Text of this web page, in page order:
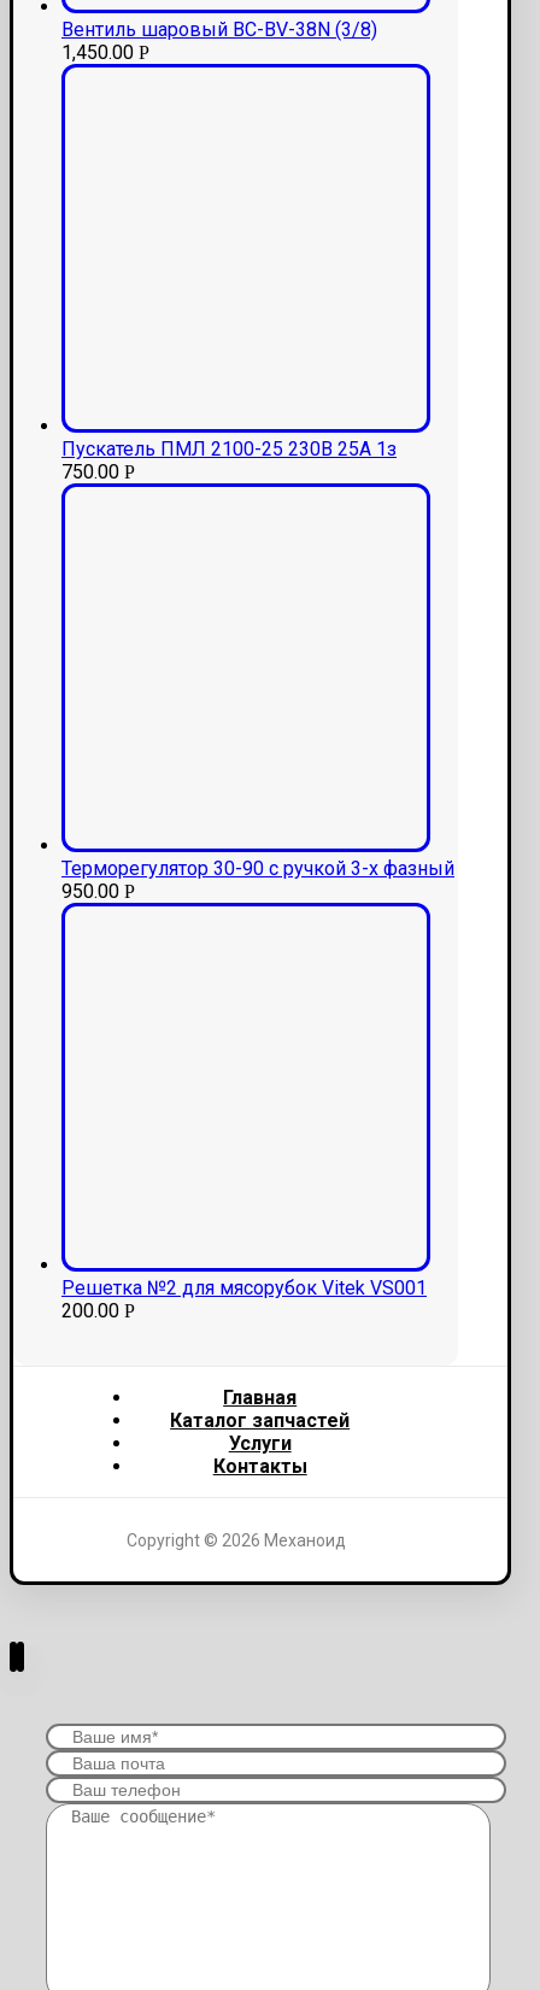
Вентиль шаровый BC-BV-38N (3/8)
1,450.00 Р
Пускатель ПМЛ 2100-25 230В 25А 1з
750.00 Р
Терморегулятор 30-90 с ручкой 3-х фазный
950.00 Р
Решетка №2 для мясорубок Vitek VS001
200.00 Р
Главная
Каталог запчастей
Услуги
Контакты
Copyright © 2026 Механоид